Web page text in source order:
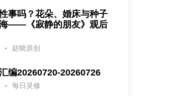
事吗？花朵、婚床与种子
——《寂静的朋友》观后
赵晓原创
编20260720-20260726
每日灵修